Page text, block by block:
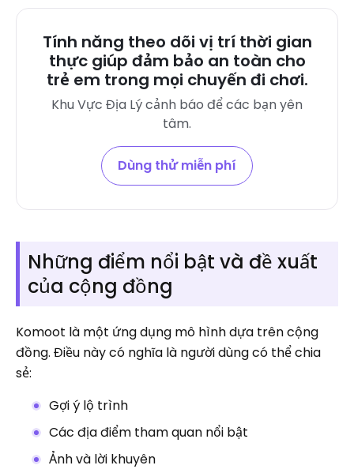
Tính năng theo dõi vị trí thời gian
thực giúp đảm bảo an toàn cho
trẻ em trong mọi chuyến đi chơi.
Khu Vực Địa Lý cảnh báo để các bạn yên
tâm.
Dùng thử miễn phí
Những điểm nổi bật và đề xuất
của cộng đồng
Komoot là một ứng dụng mô hình dựa trên cộng
đồng. Điều này có nghĩa là người dùng có thể chia
sẻ:
Gợi ý lộ trình
Các địa điểm tham quan nổi bật
Ảnh và lời khuyên